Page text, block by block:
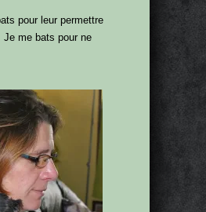
pour leur permettre
me bats pour ne